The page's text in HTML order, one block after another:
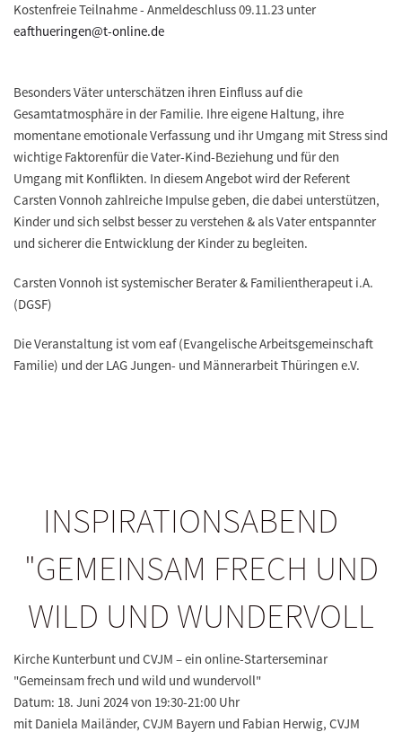
Kostenfreie Teilnahme - Anmeldeschluss 09.11.23 unter
eafthueringen@t-online.de
Besonders Väter unterschätzen ihren Einfluss auf die
Gesamtatmosphäre in der Familie. Ihre eigene Haltung, ihre
momentane emotionale Verfassung und ihr Umgang mit Stress sind
wichtige Faktorenfür die Vater-Kind-Beziehung und für den
Umgang mit Konflikten. In diesem Angebot wird der Referent
Carsten Vonnoh zahlreiche Impulse geben, die dabei unterstützen,
Kinder und sich selbst besser zu verstehen & als Vater entspannter
und sicherer die Entwicklung der Kinder zu begleiten.
Carsten Vonnoh ist systemischer Berater & Familientherapeut i.A.
(DGSF)
Die Veranstaltung ist vom eaf (Evangelische Arbeitsgemeinschaft
Familie) und der LAG Jungen- und Männerarbeit Thüringen e.V.
INSPIRATIONSABEND
"GEMEINSAM FRECH UND
WILD UND WUNDERVOLL
Kirche Kunterbunt und CVJM – ein online-Starterseminar
"Gemeinsam frech und wild und wundervoll"
Datum: 18. Juni 2024 von 19:30-21:00 Uhr
mit Daniela Mailänder, CVJM Bayern und Fabian Herwig, CVJM